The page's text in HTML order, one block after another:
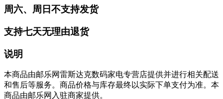
周六、周日不支持发货
支持七天无理由退货
说明
本商品由邮乐网雷斯达克数码家电专营店提供并进行相关配送
和售后等服务。商品价格与库存最终以实际下单支付为准。本
商品由邮乐网入驻商家提供。